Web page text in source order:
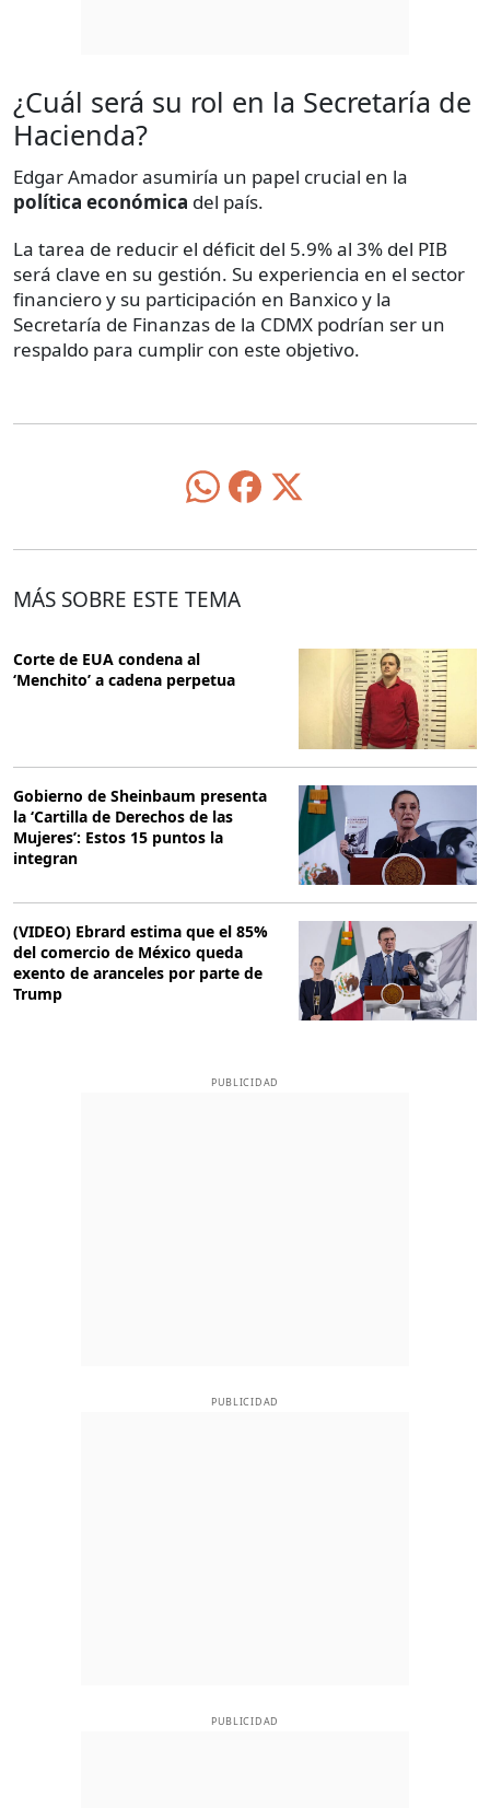
¿Cuál será su rol en la Secretaría de
Hacienda?
Edgar Amador asumiría un papel crucial en la
política económica del país.
La tarea de reducir el déficit del 5.9% al 3% del PIB
será clave en su gestión. Su experiencia en el sector
financiero y su participación en Banxico y la
Secretaría de Finanzas de la CDMX podrían ser un
respaldo para cumplir con este objetivo.
MÁS SOBRE ESTE TEMA
Corte de EUA condena al
‘Menchito’ a cadena perpetua
Gobierno de Sheinbaum presenta
la ‘Cartilla de Derechos de las
Mujeres’: Estos 15 puntos la
integran
(VIDEO) Ebrard estima que el 85%
del comercio de México queda
exento de aranceles por parte de
Trump
PUBLICIDAD
PUBLICIDAD
PUBLICIDAD